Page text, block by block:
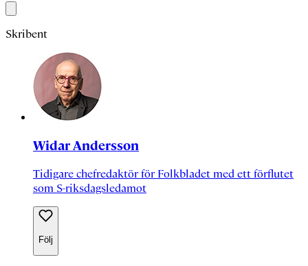
Skribent
Widar Andersson
Tidigare chefredaktör för Folkbladet med ett förflutet
som S-riksdagsledamot
Följ